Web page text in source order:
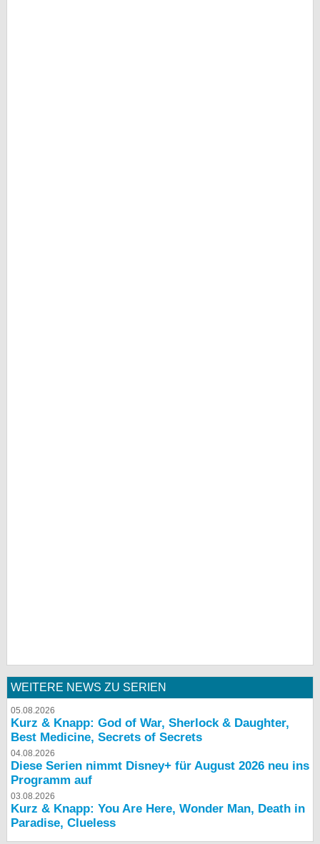
WEITERE NEWS ZU SERIEN
05.08.2026
Kurz & Knapp: God of War, Sherlock & Daughter,
Best Medicine, Secrets of Secrets
04.08.2026
Diese Serien nimmt Disney+ für August 2026 neu ins
Programm auf
03.08.2026
Kurz & Knapp: You Are Here, Wonder Man, Death in
Paradise, Clueless